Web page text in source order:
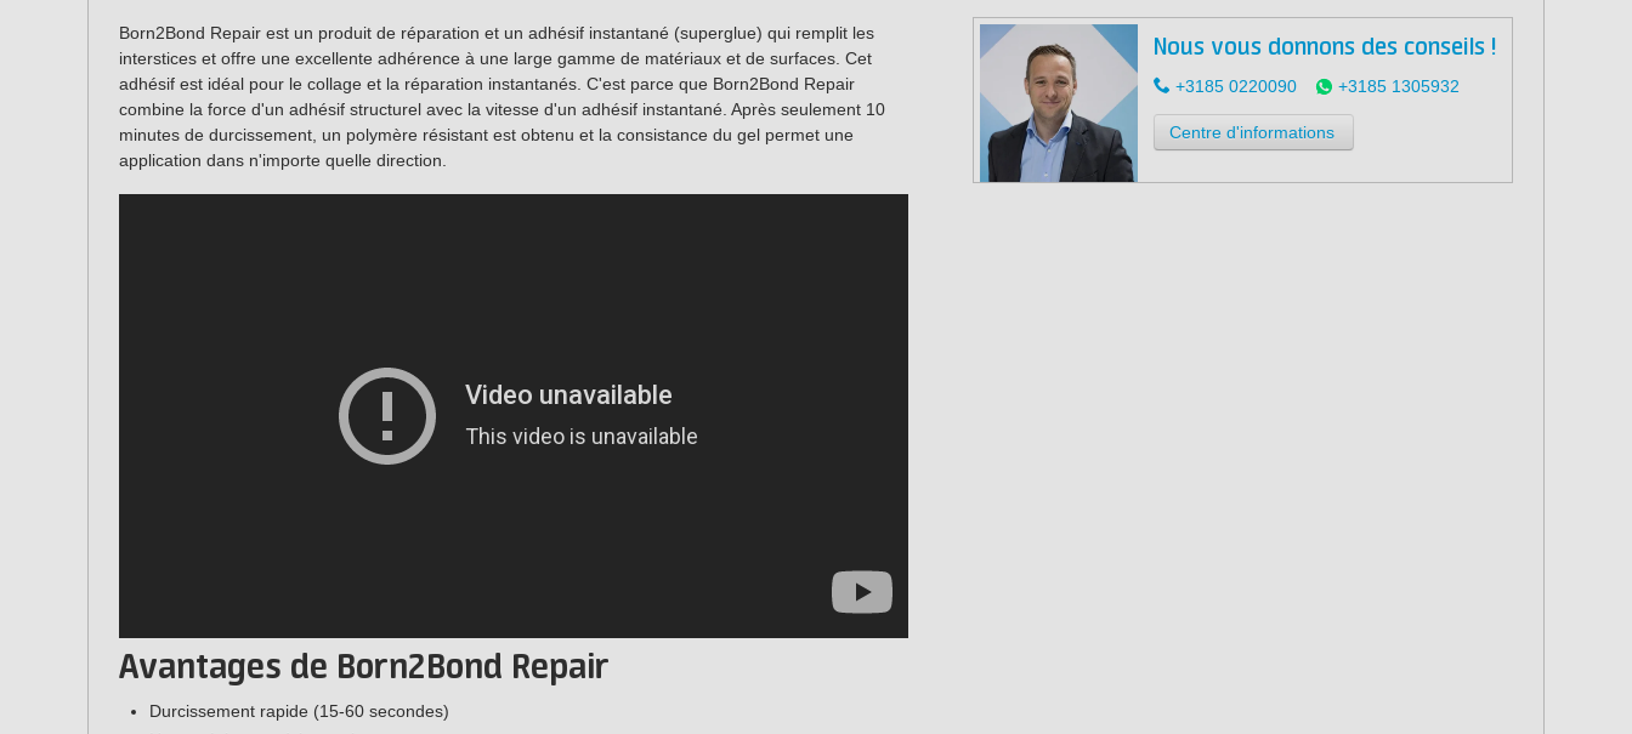
Born2Bond Repair est un produit de réparation et un adhésif instantané (superglue) qui remplit les
interstices et offre une excellente adhérence à une large gamme de matériaux et de surfaces. Cet
adhésif est idéal pour le collage et la réparation instantanés. C'est parce que Born2Bond Repair
combine la force d'un adhésif structurel avec la vitesse d'un adhésif instantané. Après seulement 10
minutes de durcissement, un polymère résistant est obtenu et la consistance du gel permet une
application dans n'importe quelle direction.
Avantages de Born2Bond Repair
Durcissement rapide (15-60 secondes)
Nous vous donnons des conseils !
+3185 0220090 +3185 1305932
Centre d'informations